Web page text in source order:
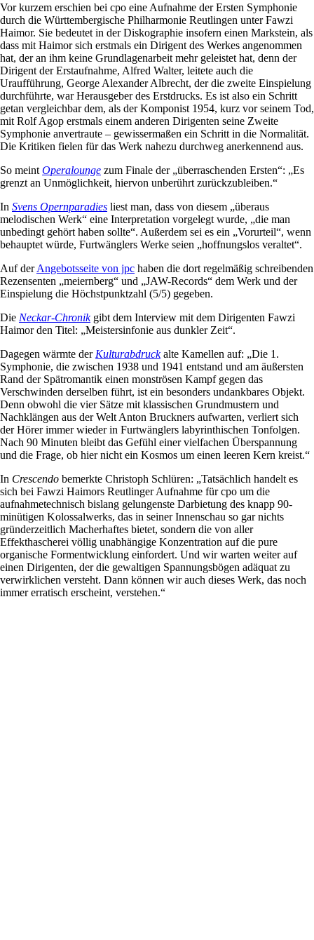
Vor kurzem erschien bei cpo eine Aufnahme der Ersten Symphonie
durch die Württembergische Philharmonie Reutlingen unter Fawzi
Haimor. Sie bedeutet in der Diskographie insofern einen Markstein, als
dass mit Haimor sich erstmals ein Dirigent des Werkes angenommen
hat, der an ihm keine Grundlagenarbeit mehr geleistet hat, denn der
Dirigent der Erstaufnahme, Alfred Walter, leitete auch die
Uraufführung, George Alexander Albrecht, der die zweite Einspielung
durchführte, war Herausgeber des Erstdrucks. Es ist also ein Schritt
getan vergleichbar dem, als der Komponist 1954, kurz vor seinem Tod,
mit Rolf Agop erstmals einem anderen Dirigenten seine Zweite
Symphonie anvertraute – gewissermaßen ein Schritt in die Normalität.
Die Kritiken fielen für das Werk nahezu durchweg anerkennend aus.
So meint Operalounge zum Finale der „überraschenden Ersten“: „Es
grenzt an Unmöglichkeit, hiervon unberührt zurückzubleiben.“
In Svens Opernparadies liest man, dass von diesem „überaus
melodischen Werk“ eine Interpretation vorgelegt wurde, „die man
unbedingt gehört haben sollte“. Außerdem sei es ein „Vorurteil“, wenn
behauptet würde, Furtwänglers Werke seien „hoffnungslos veraltet“.
Auf derAngebotsseite von jpc haben die dort regelmäßig schreibenden
Rezensenten „meiernberg“ und „JAW-Records“ dem Werk und der
Einspielung die Höchstpunktzahl (5/5) gegeben.
Die Neckar-Chronikgibt dem Interview mit dem Dirigenten Fawzi
Haimor den Titel: „Meistersinfonie aus dunkler Zeit“.
Dagegen wärmte der Kulturabdruckalte Kamellen auf: „Die 1.
Symphonie, die zwischen 1938 und 1941 entstand und am äußersten
Rand der Spätromantik einen monströsen Kampf gegen das
Verschwinden derselben führt, ist ein besonders undankbares Objekt.
Denn obwohl die vier Sätze mit klassischen Grundmustern und
Nachklängen aus der Welt Anton Bruckners aufwarten, verliert sich
der Hörer immer wieder in Furtwänglers labyrinthischen Tonfolgen.
Nach 90 Minuten bleibt das Gefühl einer vielfachen Überspannung
und die Frage, ob hier nicht ein Kosmos um einen leeren Kern kreist.“
In Crescendo bemerkte Christoph Schlüren: „Tatsächlich handelt es
sich bei Fawzi Haimors Reutlinger Aufnahme für cpo um die
aufnahmetechnisch bislang gelungenste Darbietung des knapp 90-
minütigen Kolossalwerks, das in seiner Innenschau so gar nichts
gründerzeitlich Macherhaftes bietet, sondern die von aller
Effekthascherei völlig unabhängige Konzentration auf die pure
organische Formentwicklung einfordert. Und wir warten weiter auf
einen Dirigenten, der die gewaltigen Spannungsbögen adäquat zu
verwirklichen versteht. Dann können wir auch dieses Werk, das noch
immer erratisch erscheint, verstehen.“